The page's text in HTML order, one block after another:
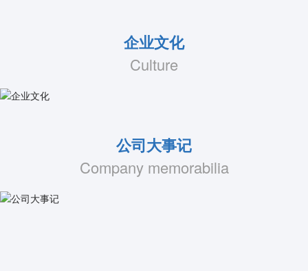
企业文化
Culture
公司大事记
Company memorabilia